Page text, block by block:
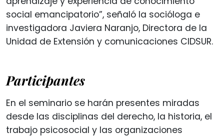
social emancipatorio”, señaló la socióloga e
investigadora Javiera Naranjo, Directora de la
Unidad de Extensión y comunicaciones CIDSUR.
Participantes
En el seminario se harán presentes miradas
desde las disciplinas del derecho, la historia, el
trabajo psicosocial y las organizaciones